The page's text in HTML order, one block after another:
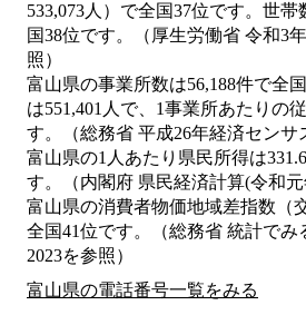
533,073人）で全国37位です。世帯
国38位です。（厚生労働省 令和3
照）
富山県の事業所数は56,188件で全
は551,401人で、1事業所あたりの
す。（総務省 平成26年経済センサ
富山県の1人あたり県民所得は
す。（内閣府 県民経済計算(令和元
富山県の消費者物価地域差指数（
全国41位です。（総務省 統計でみ
2023を参照）
富山県の電話番号一覧をみる